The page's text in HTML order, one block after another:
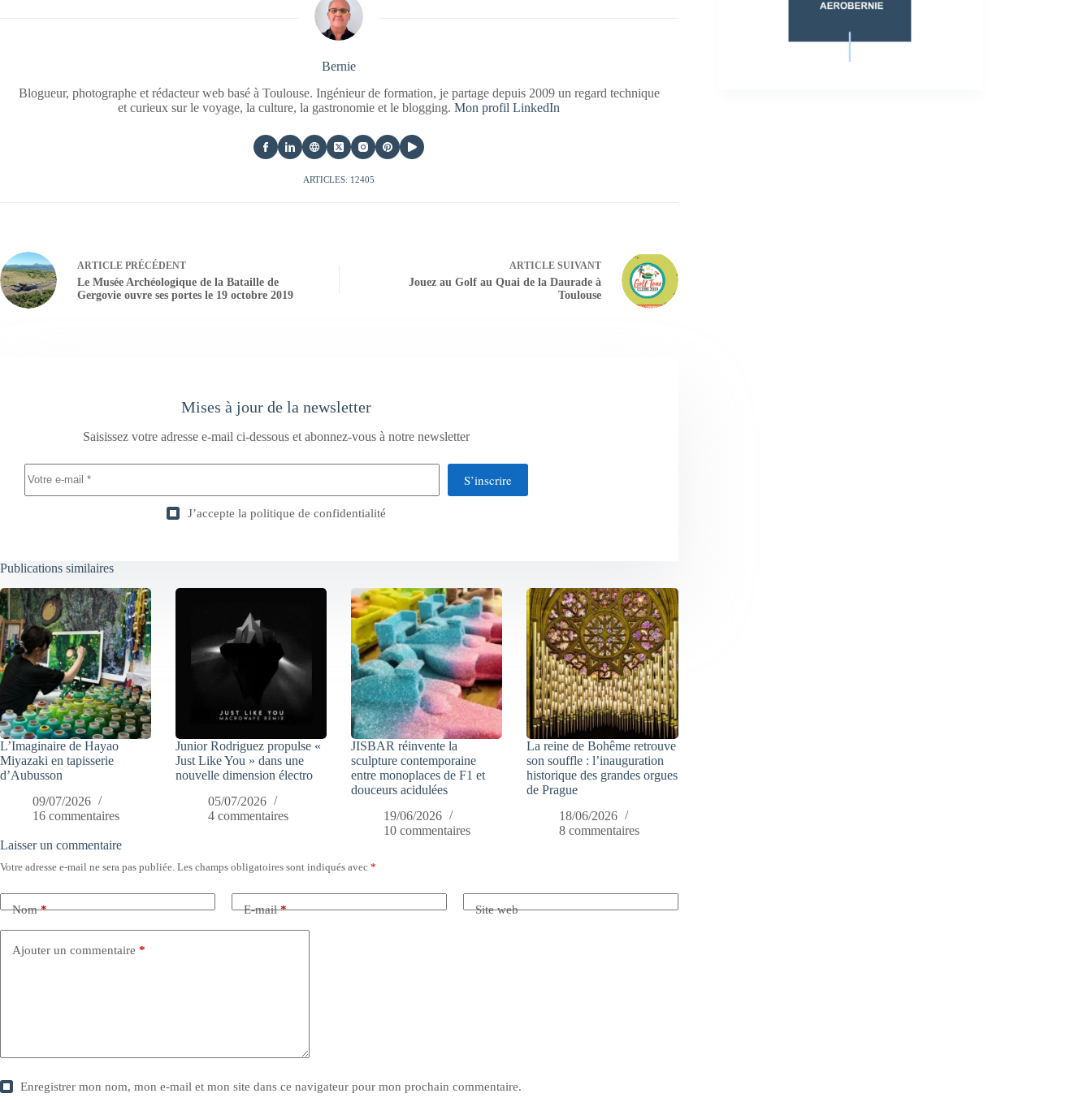
Bernie
Blogueur, photographe et rédacteur web basé à Toulouse. Ingénieur de formation, je partage depuis 2009 un regard technique
et curieux sur le voyage, la culture, la gastronomie et le blogging.Mon profil LinkedIn
ARTICLES: 12405
ARTICLE PRÉCÉDENT
Le Musée Archéologique de la Bataille de
Gergovie ouvre ses portes le 19 octobre 2019
ARTICLESUIVANT
Jouez au Golf au Quai de la Daurade à
Toulouse
Mises à jour de la newsletter
Saisissez votre adresse e-mail ci-dessous et abonnez-vous à notre newsletter
S’inscrire
J’accepte la politique de confidentialité
Publications similaires
L’Imaginaire de Hayao
Miyazaki en tapisserie
d’Aubusson
09/07/2026
16 commentaires
Junior Rodriguez propulse «
Just Like You » dans une
nouvelle dimension électro
05/07/2026
4 commentaires
JISBAR réinvente la
sculpture contemporaine
entre monoplaces de F1 et
douceurs acidulées
19/06/2026
10 commentaires
La reine de Bohême retrouve
son souffle : l’inauguration
historique des grandes orgues
de Prague
18/06/2026
8 commentaires
Laisser un commentaire
Votre adresse e-mail ne sera pas publiée. Les champs obligatoires sont indiqués avec *
Nom* E-mail* Site web
Ajouter un commentaire *
Enregistrer mon nom, mon e-mail et mon site dans ce navigateur pour mon prochain commentaire.